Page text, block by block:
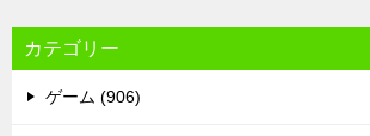
カテゴリー
ゲーム (906)